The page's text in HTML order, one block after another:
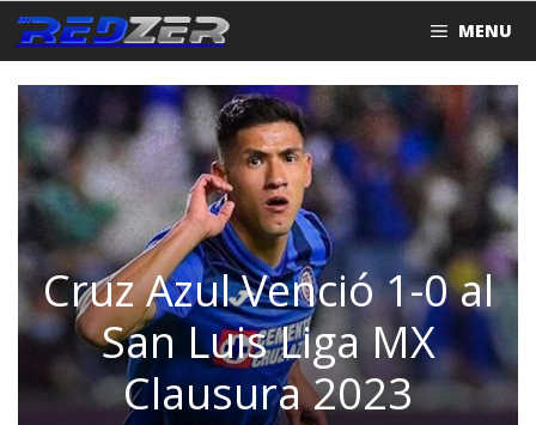
Saltar
al
contenido
MENU
Cruz Azul Venció 1-0 al
San Luis Liga MX
Clausura 2023